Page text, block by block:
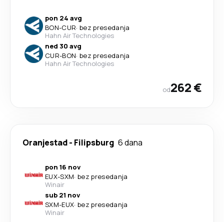
pon 24 avg
BON-CUR· bez presedanja
Hahn Air Technologies
ned 30 avg
CUR-BON· bez presedanja
Hahn Air Technologies
od262 €
Oranjestad- Filipsburg 6 dana
pon 16 nov
EUX-SXM· bez presedanja
Winair
sub 21 nov
SXM-EUX· bez presedanja
Winair